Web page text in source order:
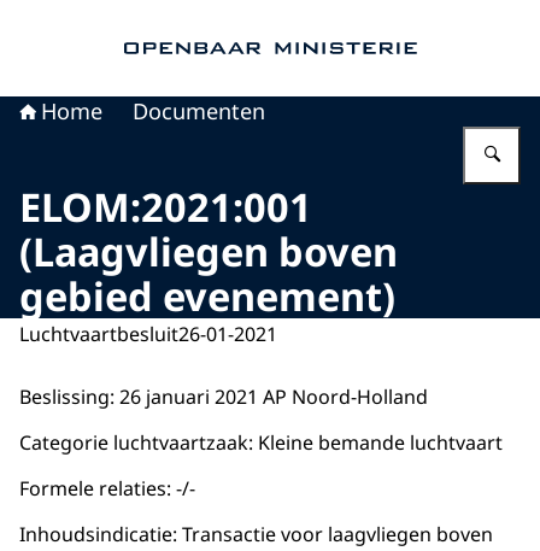
Home Documenten
ELOM:2021:001
(Laagvliegen boven
gebied evenement)
Luchtvaartbesluit26-01-2021
Beslissing: 26 januari 2021 AP Noord-Holland
Categorie luchtvaartzaak: Kleine bemande luchtvaart
Formele relaties: -/-
Inhoudsindicatie: Transactie voor laagvliegen boven